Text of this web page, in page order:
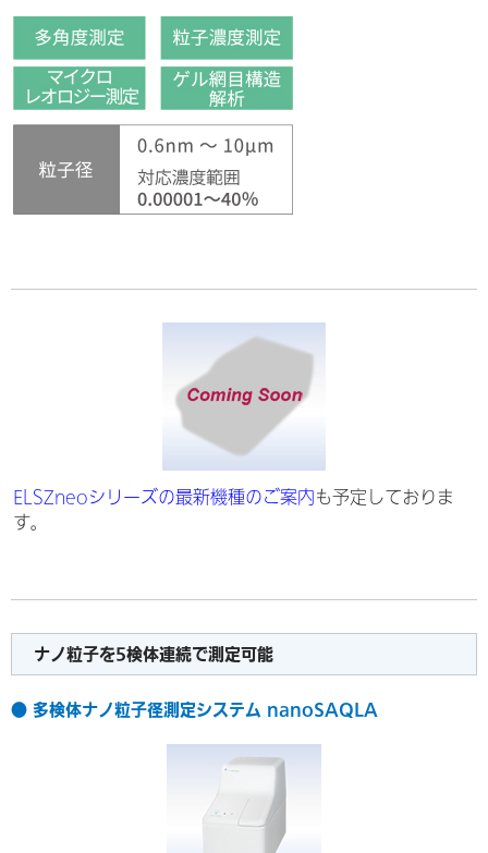
ELSZneoシリーズの最新機種のご案内も予定しておりま
す。
ナノ粒子を5検体連続で測定可能
● 多検体ナノ粒子径測定システム nanoSAQLA